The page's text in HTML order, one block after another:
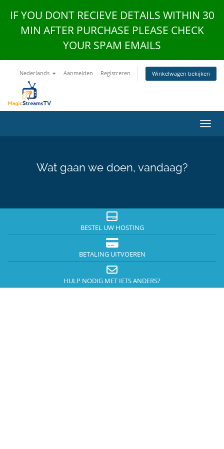
IF YOU DONT RECIEVE DETAILS WITHIN 30
MIN AFTER PURCHASE PLEASE CHECK
YOUR SPAM EMAILS
Nederlands Aanmelden Registreren Winkelwagen bekijken
Wat gaan we doen, vandaag?
BESTEL UW HOSTING
BETALING UITVOEREN
HULP NODIG MET IETS ANDERS?